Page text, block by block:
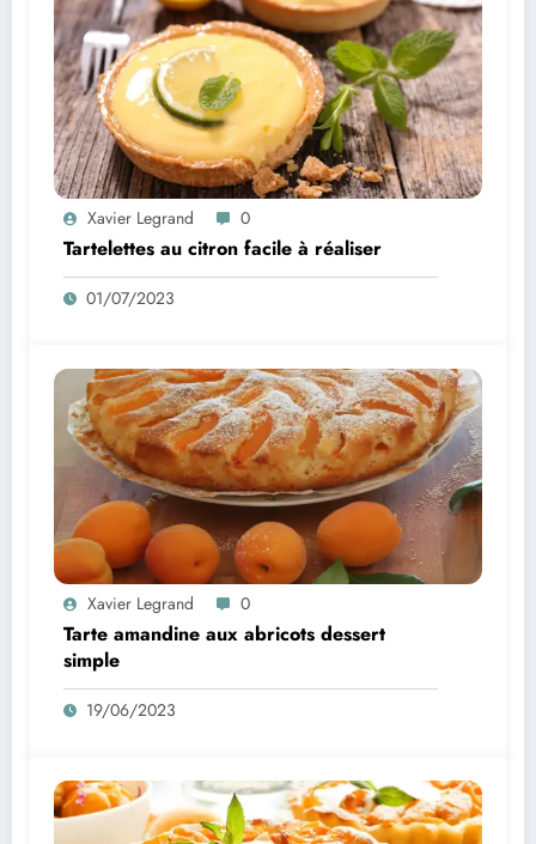
Xavier Legrand 0
Tartelettes au citron facile à réaliser
01/07/2023
Xavier Legrand 0
Tarte amandine aux abricots dessert
simple
19/06/2023